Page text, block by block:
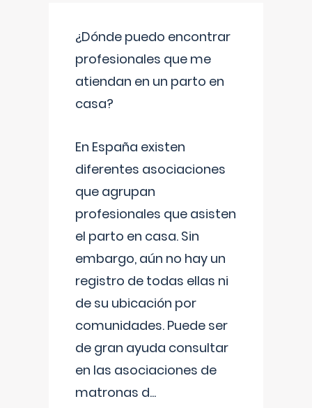
¿Dónde puedo encontrar
profesionales que me
atiendan en un parto en
casa?
En España existen
diferentes asociaciones
que agrupan
profesionales que asisten
el parto en casa. Sin
embargo, aún no hay un
registro de todas ellas ni
de su ubicación por
comunidades. Puede ser
de gran ayuda consultar
en las asociaciones de
matronas d...